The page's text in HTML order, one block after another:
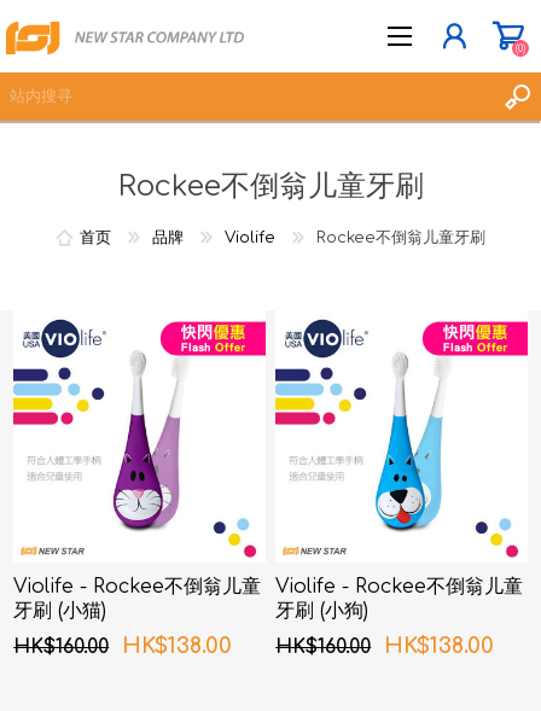
登入
(0)
Rockee不倒翁儿童牙刷
首页 品牌 Violife Rockee不倒翁儿童牙刷
Violife - Rockee不倒翁儿童
牙刷 (小猫)
HK$160.00
HK$138.00
Violife - Rockee不倒翁儿童
牙刷 (小狗)
HK$160.00
HK$138.00